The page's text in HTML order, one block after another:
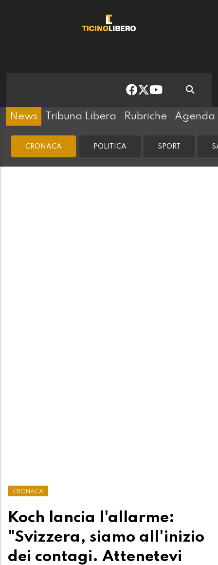
News Tribuna Libera Rubriche Agenda
CRONACA POLITICA SPORT
CRONACA
Koch lancia l'allarme:
"Svizzera, siamo all'inizio
dei contagi. Attenetevi